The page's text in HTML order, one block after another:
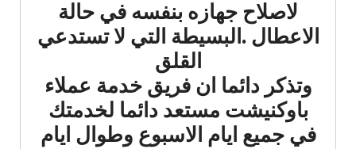
لاصلاح جهازه بنفسه في حالة
الاعطال .البسيطة التي لا تستدعي
القلق
وتذكر دائما ان فريق خدمة عملاء
باوكنيشت مستعد دائما لخدمتك
في جميع ايام الاسبوع وطوال ايام